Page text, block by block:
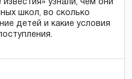
известия» узнали, чем они
школ, во сколько
детей и какие условия